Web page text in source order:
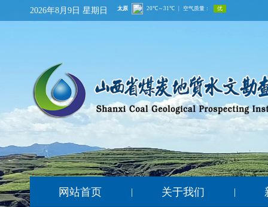
2026年8月9日 星期日
网站首页 | 关于我们 |